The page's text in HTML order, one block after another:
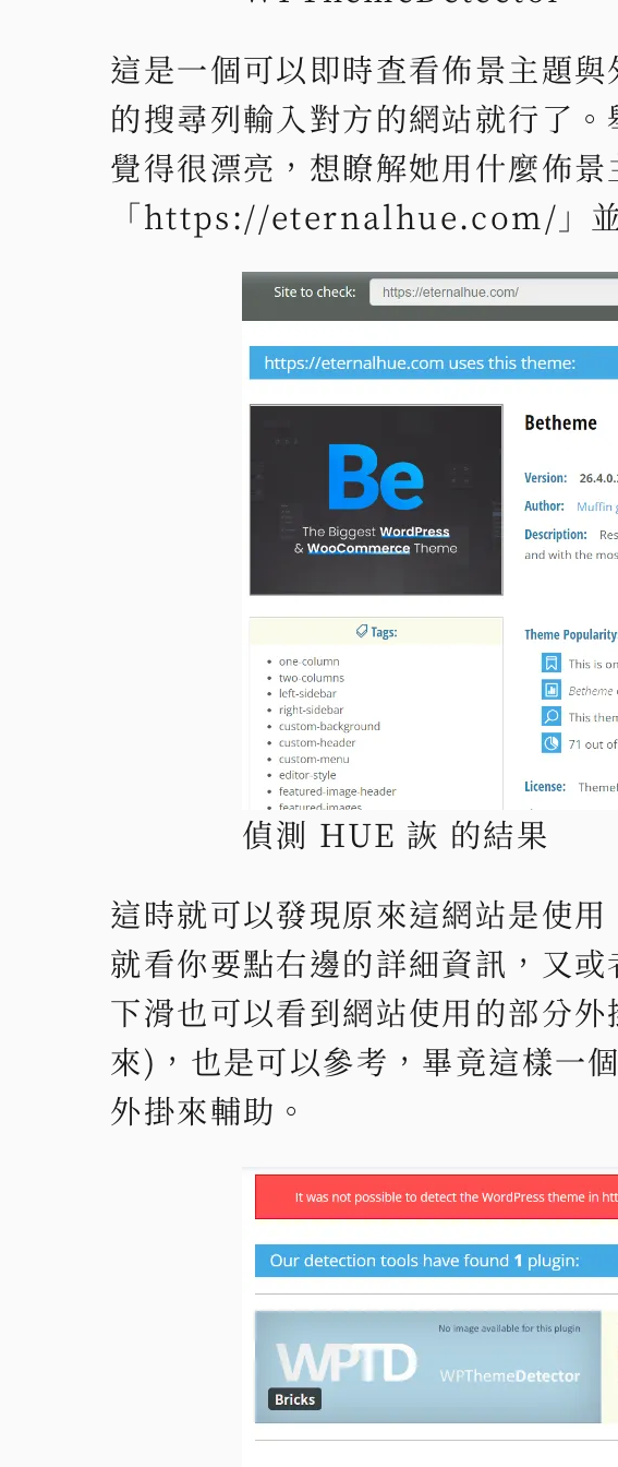
這是一個可以即時查看佈景主題
的搜尋列輸入對方的網站就行了
覺得很漂亮，想瞭解她用什麼佈
「https://eternalhue.com/」並
偵測 HUE 詼 的結果
這時就可以發現原來這網站是使
就看你要點右邊的詳細資訊，又
下滑也可以看到網站使用的部分
來)，也是可以參考，畢竟這樣一
外掛來輔助。